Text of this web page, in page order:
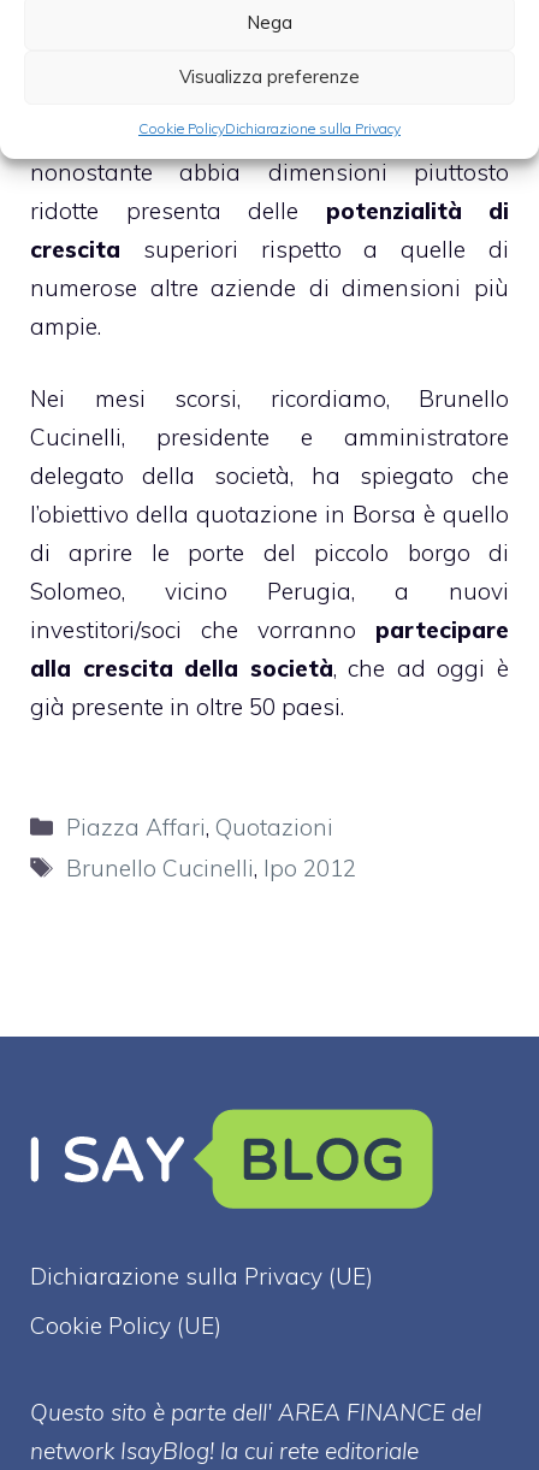
Nega
Visualizza preferenze
Cookie PolicyDichiarazione sulla Privacy
Stessa opinione è stata espressa anche da
Mediobanca, secondo cui l’azienda umbra
nonostante abbia dimensioni piuttosto
ridotte presenta delle potenzialità di
crescita superiori rispetto a quelle di
numerose altre aziende di dimensioni più
ampie.
Nei mesi scorsi, ricordiamo, Brunello
Cucinelli, presidente e amministratore
delegato della società, ha spiegato che
l’obiettivo della quotazione in Borsa è quello
di aprire le porte del piccolo borgo di
Solomeo, vicino Perugia, a nuovi
investitori/soci che vorranno partecipare
alla crescita della società, che ad oggi è
già presente in oltre 50 paesi.
Categorie
Piazza Affari, Quotazioni
Tag
Brunello Cucinelli, Ipo 2012
Dichiarazione sulla Privacy (UE)
Cookie Policy (UE)
Questo sito è parte dell' AREA FINANCE del
network IsayBlog! la cui rete editoriale